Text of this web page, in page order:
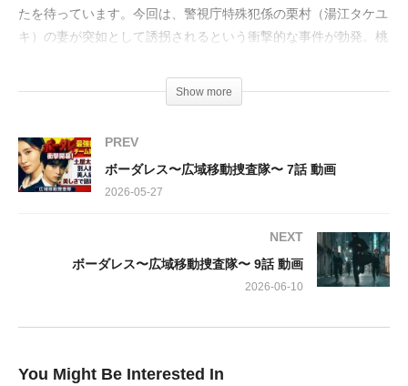
たを待っています。今回は、警視庁特殊犯係の栗村（湯江タケユ
キ）の妻が突如として誘拐されるという衝撃的な事件が勃発。桃
らの予測不能な指示に翻弄されます。
と変化。逆探知もAI解析も通用しない、まさに手のひらで踊らさ
れているかのような状況に、捜査官たちは追い詰められていきま
す。犯人の真意とは一体何なのか、そして次の指示はどこへ導く
ようやく指定された場所へとたどり着いた彼らを待っていたの
は、さらなる非情な命令でした。身代金バッグを運ぶという重大
プレッシャーと、刻一刻と迫るタイムリミット。緊迫感あふれる
Show more
PREV
ボーダレス〜広域移動捜査隊〜 7話 動画
2026-05-27
NEXT
ボーダレス〜広域移動捜査隊〜 9話 動画
2026-06-10
You Might Be Interested In